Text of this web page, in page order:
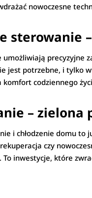
nowoczesne
sterowanie
precyzyjne
jest potrzebne, i tylko
codziennego
– zielona
i chłodzenie domu to
czy
To inwestycje, które